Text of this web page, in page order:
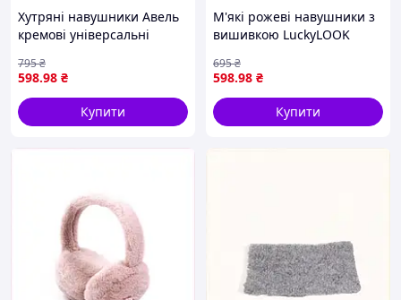
Хутряні навушники Авель
кремові універсальні
598.98 ₴
795₴
Купити
М'які рожеві навушники з
вишивкою LuckyLOOK
598.98 ₴
695₴
Купити